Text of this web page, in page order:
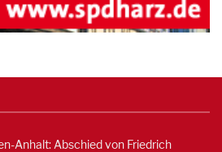
Anhalt: Abschied von Friedrich